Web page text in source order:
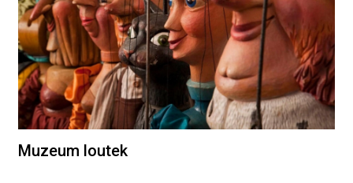
Muzeum loutek